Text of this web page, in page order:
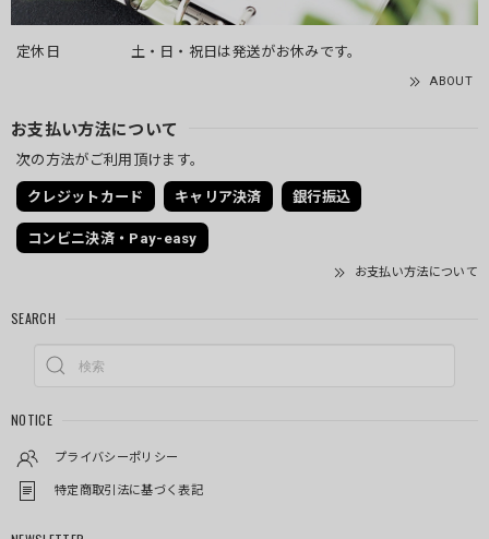
定休日 土・日・祝日は発送がお休みです。
ABOUT
お支払い方法について
次の方法がご利用頂けます。
クレジットカード キャリア決済 銀行振込
コンビニ決済・Pay-easy
お支払い方法について
SEARCH
NOTICE
プライバシーポリシー
特定商取引法に基づく表記